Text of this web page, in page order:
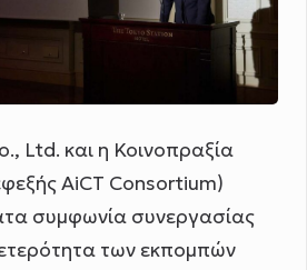
Ltd. και η Κοινοπραξία
AiCT Consortium)
συμφωνία συνεργασίας
των εκπομπών